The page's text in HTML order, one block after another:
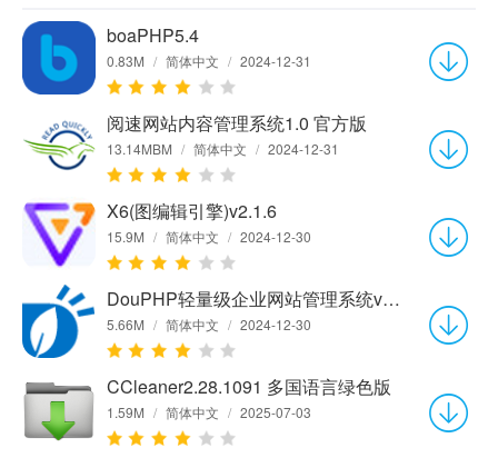
boaPHP5.4
0.83M / 简体中文 / 2024-12-31
阅速网站内容管理系统1.0 官方版
13.14MBM / 简体中文 / 2024-12-31
X6(图编辑引擎)v2.1.6
15.9M / 简体中文 / 2024-12-30
DouPHP轻量级企业网站管理系统v1.7 Release 20220906
5.66M / 简体中文 / 2024-12-30
CCleaner2.28.1091 多国语言绿色版
1.59M / 简体中文 / 2025-07-03